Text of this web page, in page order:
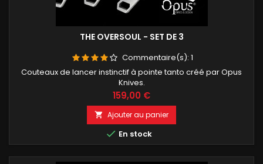
THE OVERSOUL - SET DE 3
Commentaire(s): 1
Couteaux de lancer instinctif à pointe tanto créé par Opus
Knives.
Prix
159,00 €
 Ajouter au panier
 En stock